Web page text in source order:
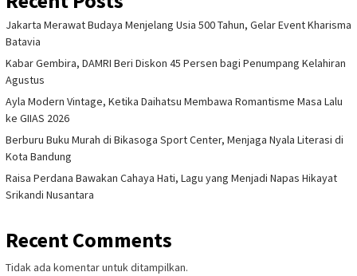
Jakarta Merawat Budaya Menjelang Usia 500 Tahun, Gelar Event Kharisma
Batavia
Kabar Gembira, DAMRI Beri Diskon 45 Persen bagi Penumpang Kelahiran
Agustus
Ayla Modern Vintage, Ketika Daihatsu Membawa Romantisme Masa Lalu
ke GIIAS 2026
Berburu Buku Murah di Bikasoga Sport Center, Menjaga Nyala Literasi di
Kota Bandung
Raisa Perdana Bawakan Cahaya Hati, Lagu yang Menjadi Napas Hikayat
Srikandi Nusantara
Recent Comments
Tidak ada komentar untuk ditampilkan.